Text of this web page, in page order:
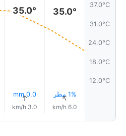
37.0°C
31.0°C
24.0°C
18.0°C
12.0°C
35.0°
1% مطر↑
6.0 km/h
35.0°
0.0 mm
↑
3.0 km/h